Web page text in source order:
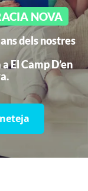
NOVA
dels nostres
aEl Camp D’en